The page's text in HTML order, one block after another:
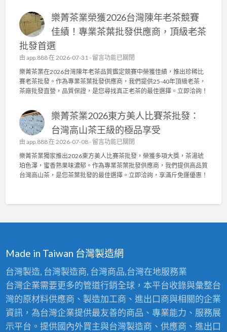
頂
級
茶
發
供
應
商
高
密
度
棉
、
機
能
布
打
造
舒
適
用
，
輕
洗
專
業
實
沙
椅
墊
訂
，
菌
機
能
布
與
高
適
耐
用
首
選
！
〉
中
樂菁茶業榮獲2026台灣陳年老茶競賽
佳績！專業茶葉批發供應商，頂級老茶
批發首選
由 app.888在 2026-07-31 - 在
〈
樂
菁
茶
榮
獲
2
0
2
6
台
茶
佳
績
！
業
茶
葉
批
發
留言功能已關閉
樂菁茶業在2026台灣陳年老茶品質鑑定競賽中榮獲佳績，推出珍稀比
賽老茶批發。作為專業茶葉批發供應商，我們提供25-40年頂級老茶，
茶廠批發直營，品質保證，是您尋找真正老茶的最佳選擇。立即洽詢！
樂菁茶業2026東方美人比賽茶批發：
台灣高山茶王級的極品享受
由 app.888在 2026-07-08 - 在
〈
樂
菁
茶
方
美
人
比
賽
茶
批
發
：
留言功能已關閉
樂菁茶業獨家推出2026東方美人比賽茶批發，榮獲多項大獎，茶湯琥
珀色澤，蜜香熟果味濃郁。作為專業茶葉批發供應商，我們提供高品質
台灣高山茶，是您茶葉批發的最佳選擇。立即洽詢，享滿斤免運優惠！
Made in Taiwan 台灣製造網
台灣製造, 台灣製造商, 台灣商品,台灣在地服務業
台灣企業需要更多的管道行銷全球，本平台收錄與彙整台
灣的原材料供應商、製造加工商、進出口商與相關的企業
資訊，為台灣企業提供最友善的商品、專業能力、服務展
示平台。提供國內外買主與台灣製造商、供應商、進出口